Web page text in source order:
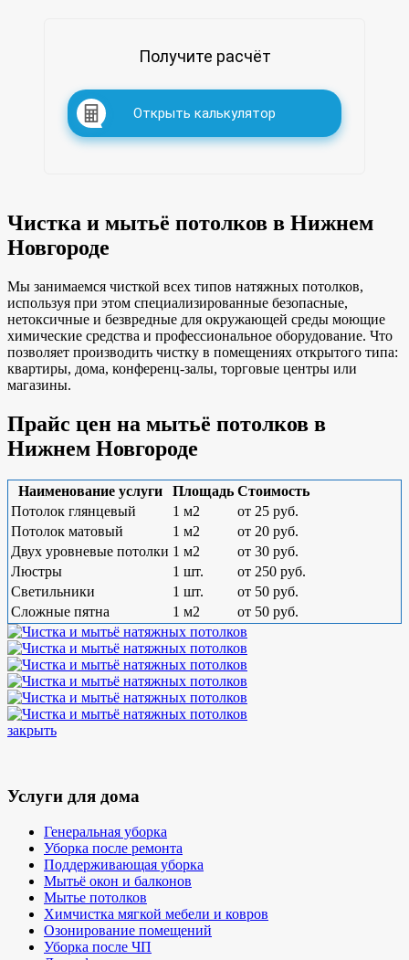
Получите расчёт
Открыть калькулятор
Чистка и мытьё потолков в Нижнем
Новгороде
Мы занимаемся чисткой всех типов натяжных потолков,
используя при этом специализированные безопасные,
нетоксичные и безвредные для окружающей среды моющие
химические средства и профессиональное оборудование. Что
позволяет производить чистку в помещениях открытого типа:
квартиры, дома, конференц-залы, торговые центры или
магазины.
Прайс цен на мытьё потолков в
Нижнем Новгороде
Наименование услуги Площадь Стоимость
Потолок глянцевый
1 м2
от 25 руб.
Потолок матовый
1 м2
от 20 руб.
Двух уровневые потолки 1 м2
от 30 руб.
Люстры
1 шт.
от 250 руб.
Светильники
1 шт.
от 50 руб.
Сложные пятна
1 м2 от 50 руб.
закрыть
Услуги для дома
Генеральная уборка
Уборка после ремонта
Поддерживающая уборка
Мытьё окон и балконов
Мытье потолков
Химчистка мягкой мебели и ковров
Озонирование помещений
Уборка после ЧП